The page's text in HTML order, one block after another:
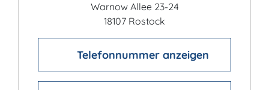
Warnow Allee 23-24
18107 Rostock
Telefonnummer anzeigen